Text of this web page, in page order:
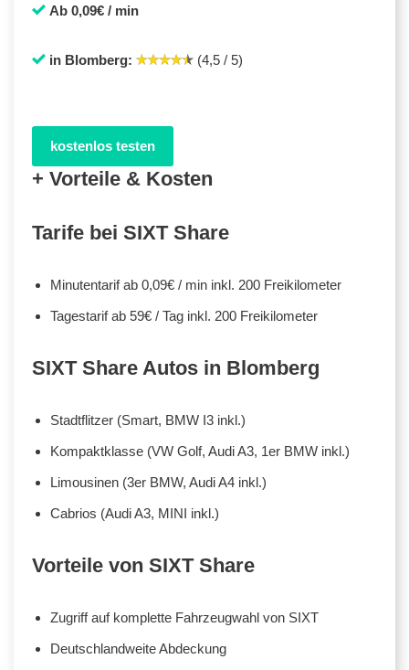
Ab 0,09€ / min
in Blomberg: (4,5 / 5)
kostenlos testen
+ Vorteile & Kosten
Tarife bei SIXT Share
Minutentarif ab 0,09€ / min inkl. 200 Freikilometer
Tagestarif ab 59€ / Tag inkl. 200 Freikilometer
SIXT Share Autos in Blomberg
Stadtflitzer (Smart, BMW I3 inkl.)
Kompaktklasse (VW Golf, Audi A3, 1er BMW inkl.)
Limousinen (3er BMW, Audi A4 inkl.)
Cabrios (Audi A3, MINI inkl.)
Vorteile von SIXT Share
Zugriff auf komplette Fahrzeugwahl von SIXT
Deutschlandweite Abdeckung